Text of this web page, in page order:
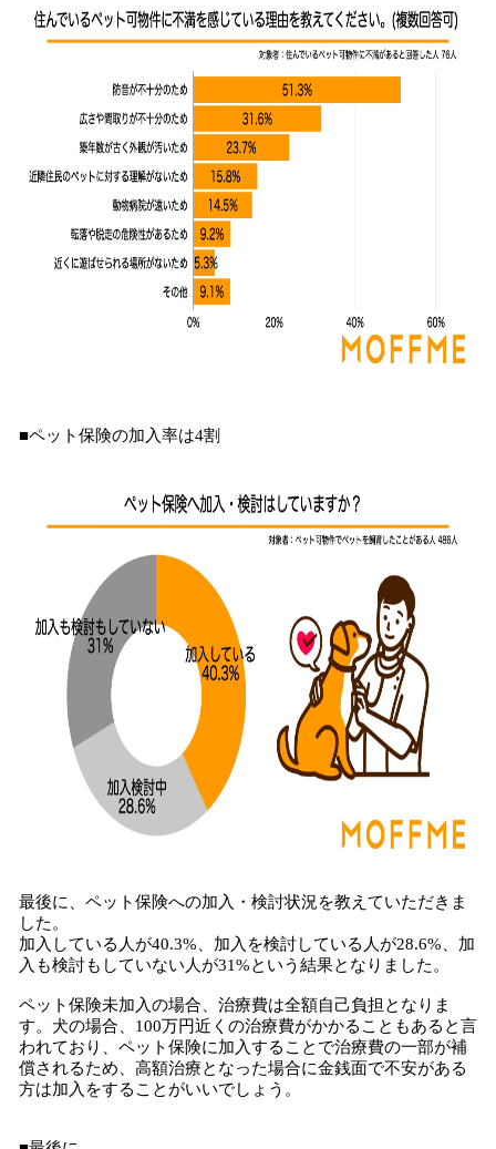
■ペット保険の加入率は4割
最後に、ペット保険への加入・検討状況を教えていただきま
した。
加入している人が40.3%、加入を検討している人が28.6%、加
入も検討もしていない人が31%という結果となりました。
ペット保険未加入の場合、治療費は全額自己負担となりま
す。犬の場合、100万円近くの治療費がかかることもあると言
われており、ペット保険に加入することで治療費の一部が補
償されるため、高額治療となった場合に金銭面で不安がある
方は加入をすることがいいでしょう。